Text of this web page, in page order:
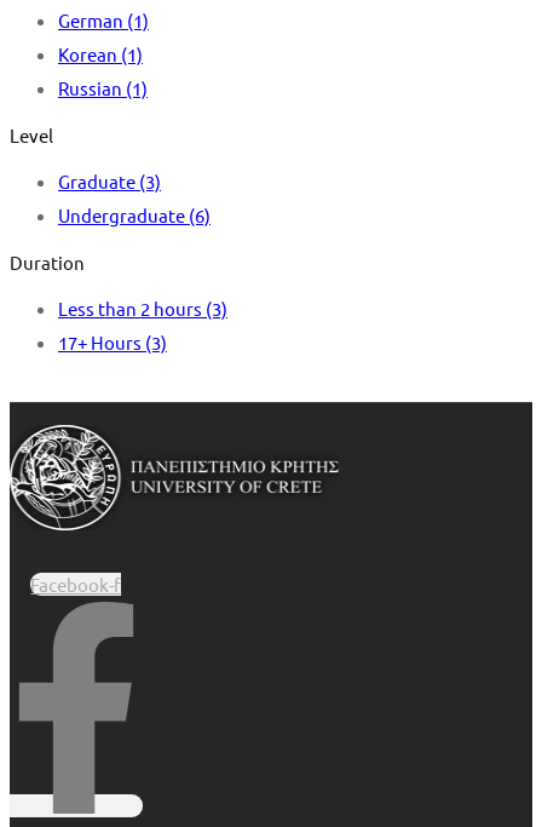
German (1)
Korean (1)
Russian (1)
Level
Graduate (3)
Undergraduate (6)
Duration
Less than 2 hours (3)
17+ Hours (3)
Facebook-f